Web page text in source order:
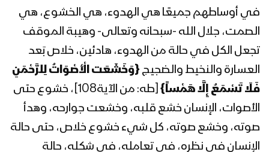
1442هـ
المحاضرة الرمضانية الثانية والعشرون للسيد
عبد الملك بدر الدين الحوثي 23 رمضان
1442هـ
المحاضرة الرمضانية الحادية والعشرون
للسيد عبدالملك بدرالدين الحوثي 22
رمضان 1442هـ
في أوساطهم جميعًا هي الهدوء، هي الخشوع، هي
الصمت، جلال الله -سبحانه وتعالى- وهيبة الموقف
تجعل الكل في حالة من الهدوء، هادئين، خلاص بَعد
العسارة والنخيط والضجيج {وَخَشَعَت الْأَصْوَاتُ لِلرَّحْمَنِ
فَلَا تَسْمَعُ إِلَّا هَمْساً }
[طه: من الآية108]، خشوع حتى
الأصوات، الإنسان خشع قلبه، وخشعت جوارحه، وهدأ
صوته، وخشع صوته، كل شيء خشوع خلاص، حتى حالة
الإنسان في نظره، في تعامله، في شكله، حالة